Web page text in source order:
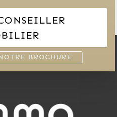
BROCHURE